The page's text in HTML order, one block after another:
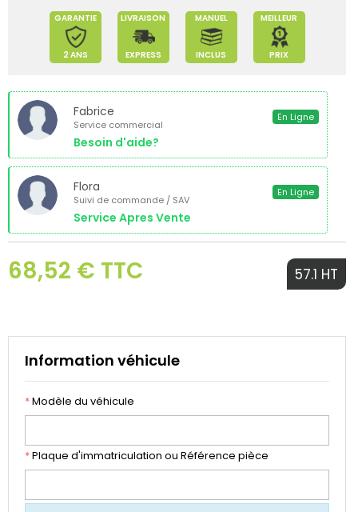
GARANTIE
2 ANS
LIVRAISON
EXPRESS
MANUEL
INCLUS
MEILLEUR
PRIX
Fabrice
Service commercial
Besoin d'aide?
En Ligne
Flora
Suivi de commande / SAV
Service Apres Vente
En Ligne
68,52 € TTC 57.1 HT
Information véhicule
*Modèle du véhicule
*Plaque d'immatriculation ou Référence pièce